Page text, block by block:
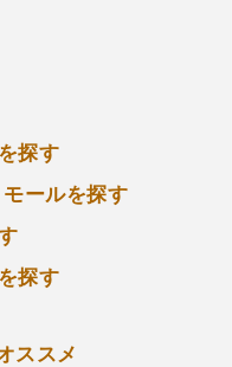
探す
ールを探す
探す
ススメ